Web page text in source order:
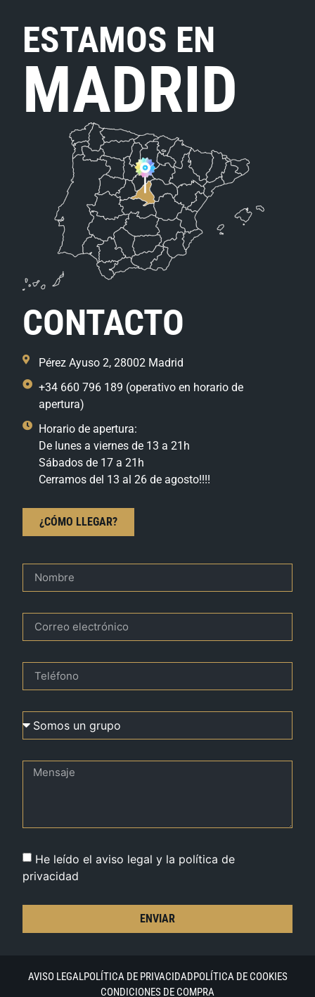
ESTAMOS EN
MADRID
CONTACTO
Pérez Ayuso 2, 28002 Madrid
+34 660 796 189 (operativo en horario de
apertura)
Horario de apertura:
De lunes a viernes de 13 a 21h
Sábados de 17 a 21h
Cerramos del 13 al 26 de agosto!!!!
¿CÓMO LLEGAR?
He leído el aviso legal y la política de
privacidad
ENVIAR
AVISO LEGALPOLÍTICA DE PRIVACIDADPOLÍTICA DE COOKIES
CONDICIONES DE COMPRA